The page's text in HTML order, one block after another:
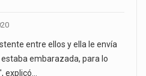
entre ellos y ella le envía
embarazada, para lo
explicó…